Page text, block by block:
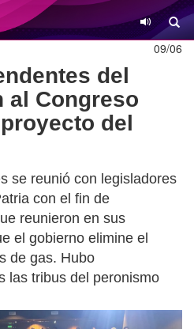
09/06
del
al Congreso
del
se reunió con legisladores
con el fin de
reunieron en sus
el gobierno elimine el
de gas. Hubo
las tribus del peronismo